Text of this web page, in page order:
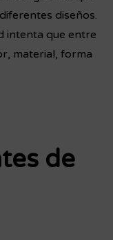
diseños.
intenta que entre
material, forma
de